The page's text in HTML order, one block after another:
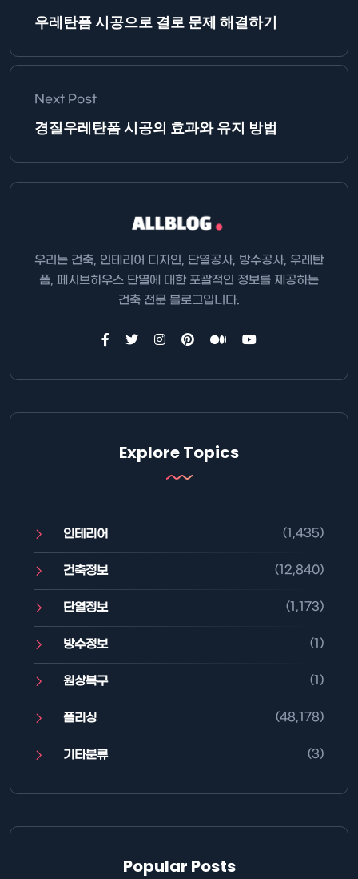
우레탄폼 시공으로 결로 문제 해결하기
Next Post
경질우레탄폼 시공의 효과와 유지 방법
우리는 건축, 인테리어 디자인, 단열공사, 방수공사, 우레탄
폼, 페시브하우스 단열에 대한 포괄적인 정보를 제공하는
건축 전문 블로그입니다.
Explore Topics
인테리어 (1,435)
건축정보 (12,840)
단열정보 (1,173)
방수정보 (1)
원상복구 (1)
폴리싱 (48,178)
기타분류 (3)
Popular Posts